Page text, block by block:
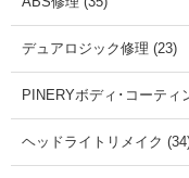
デュアロジック修理 (23)
PINERYボディ･コーティ
ヘッドライトリメイク